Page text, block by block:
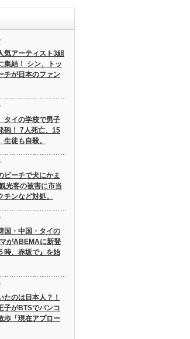
気アーティスト3組
集結！ シン、トッ
チが日本のファン
タイの学校で男子
砲！ 7人死亡、15
生徒も自殺。
ビーチで犬にかま
光客の被害に市当
チンなど対処。
国・中国・タイの
がABEMAに新登
時、赤坂で』を始
たのは日本人？！
子がBTSでバンコ
歩「現在アプロー